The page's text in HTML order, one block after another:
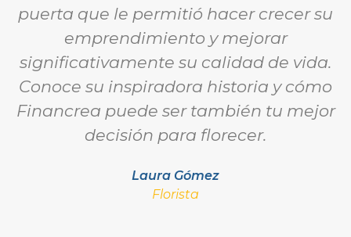
puerta que le permitió hacer crecer su
emprendimiento y mejorar
significativamente su calidad de vida.
Conoce su inspiradora historia y cómo
Financrea puede ser también tu mejor
decisión para florecer.
Laura Gómez
Florista